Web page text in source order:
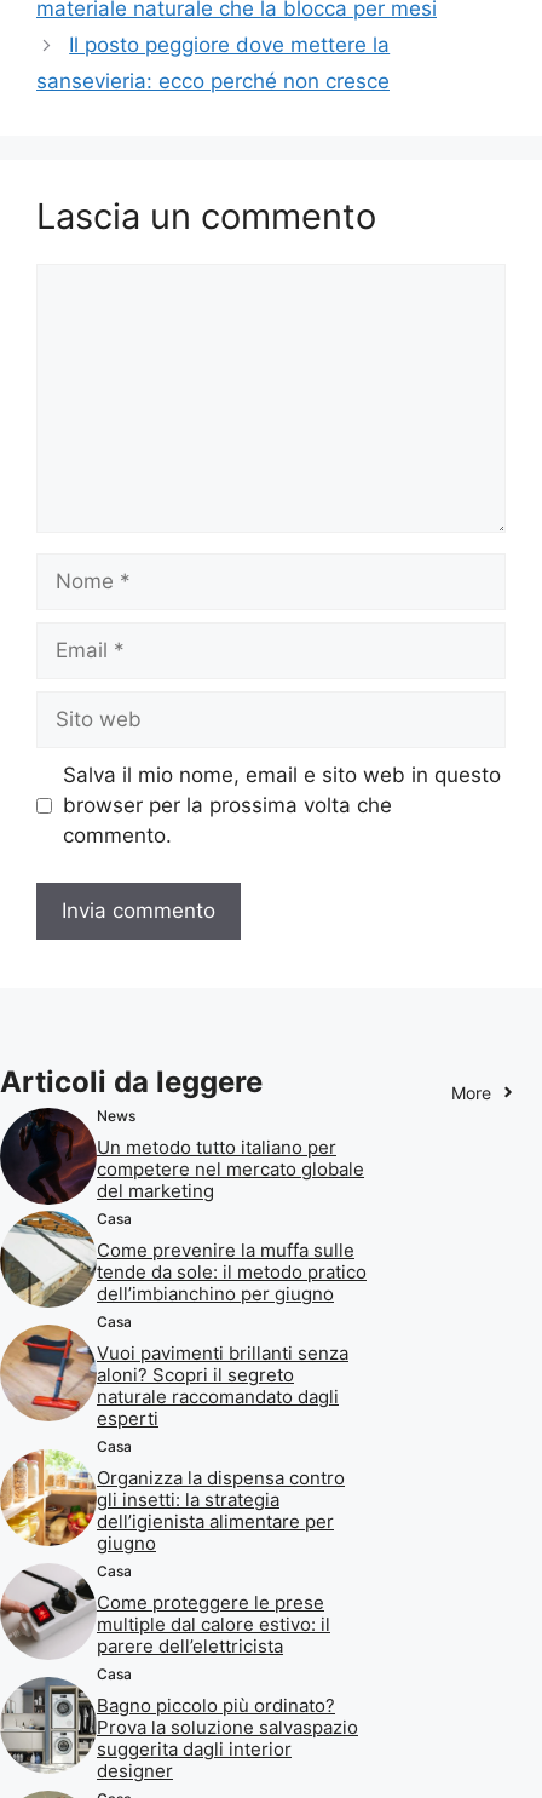
materiale naturale che la blocca per mesi
Il posto peggiore dove mettere la
sansevieria: ecco perché non cresce
Lascia un commento
Nome
Email
Sito
web
Salva il mio nome, email e sito web in questo
browser per la prossima volta che
commento.
Articoli da leggere More
News
Un metodo tutto italiano per
competere nel mercato globale
del marketing
Casa
Come prevenire la muffa sulle
tende da sole: il metodo pratico
dell’imbianchino per giugno
Casa
Vuoi pavimenti brillanti senza
aloni? Scopri il segreto
naturale raccomandato dagli
esperti
Casa
Organizza la dispensa contro
gli insetti: la strategia
dell’igienista alimentare per
giugno
Casa
Come proteggere le prese
multiple dal calore estivo: il
parere dell’elettricista
Casa
Bagno piccolo più ordinato?
Prova la soluzione salvaspazio
suggerita dagli interior
designer